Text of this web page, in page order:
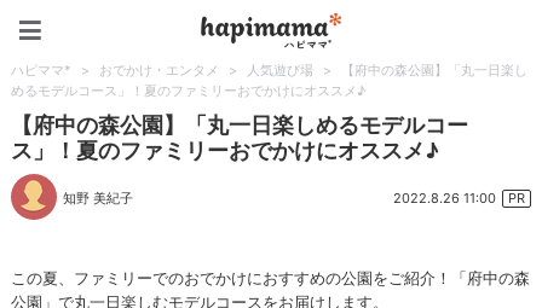
ハピママ* > おでかけ・エンタメ > 人気遊び場 >
【府中の森公園】「丸一日楽し
めるモデルコース」！夏のファミリーおでかけにオススメ♪
【府中の森公園】「丸一日楽しめるモデルコー
ス」！夏のファミリーおでかけにオススメ♪
知野 美紀子 2022.8.26 11:00 PR
この夏、ファミリーでのおでかけにおすすめの公園をご紹介！「府中の森
公園」で丸一日楽しむモデルコースをお届けします。